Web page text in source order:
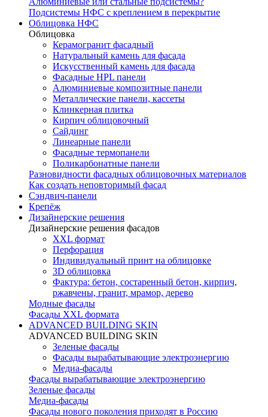
Подсистемы НФС с креплением в перекрытие
Облицовка НФС
Облицовка
Керамогранит фасадный
Натуральный камень для фасада
Искусственный камень для фасада
Фасадные HPL панели
Алюминиевые композитные панели
Металлические панели, кассеты
Клинкерная плитка
Кирпич облицовочный
Сайдинг
Линеарные панели
Фасадные термопанели
Поликарбонатные панели
Разновидности фасадных облицовочных материалов
Как создать неповторимый фасад
Сэндвич-панели
Крепёж
Дизайнерские решения
Дизайнерские решения фасадов
XXL формат
Перфорация
Индивидуальный принт на облицовке
3D облицовка
Фактура: бетон, состаренный бетон, кирпич,
ржавчены, гранит, мрамор, дерево
Модные фасады
Фасады XXL формата
ADVANCED BUILDING SKIN
ADVANCED BUILDING SKIN
Зеленые фасады
Фасады вырабатывающие электроэнергию
Медиа-фасады
Фасады вырабатывающие электроэнергию
Зеленые фасады
Медиа-фасады
Фасады нового поколения приходят в Россию